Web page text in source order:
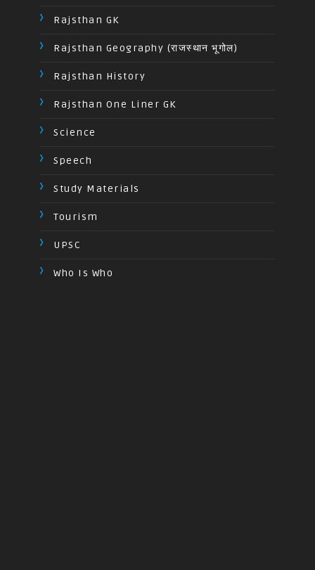
Rajsthan GK
Rajsthan Geography (राजस्थान भूगोल)
Rajsthan History
Rajsthan One Liner GK
Science
Speech
Study Materials
Tourism
UPSC
Who Is Who